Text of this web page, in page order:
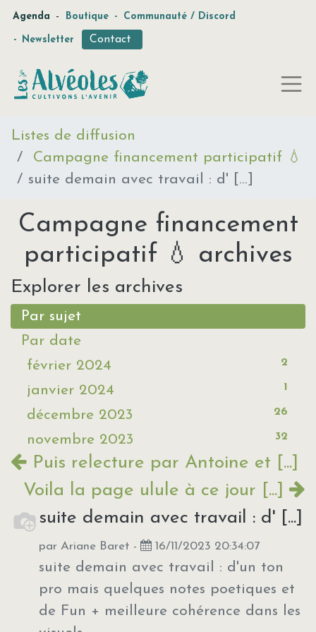
Agenda - Boutique - Communauté / Discord
- Newsletter Contact
Listes de diffusion
Campagne financement participatif 💧
suite demain avec travail : d' [...]
Campagne financement
participatif 💧 archives
Explorer les archives
Par sujet
Par date
février 2024
2
janvier 2024 1
décembre 2023 26
novembre 2023 32
Puis relecture par Antoine et [...]
Voila la page ulule à ce jour [...]
suite demain avec travail : d' [...]
par Ariane Baret - 16/11/2023 20:34:07
suite demain avec travail : d'un ton
pro mais quelques notes poetiques et
de Fun + meilleure cohérence dans les